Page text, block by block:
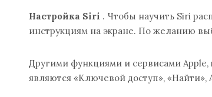
Настройка Siri . Чтобы научить Siri
инструкциям на экране. По желанию
Другими функциями и сервисами Apple,
являются «Ключевой доступ», «Найти»,